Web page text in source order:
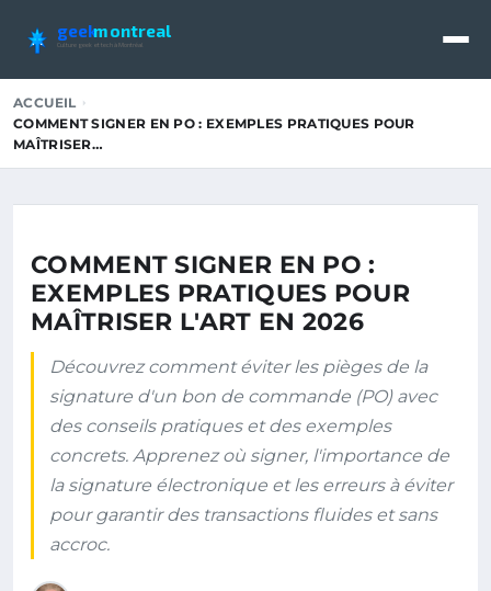
geekmontreal
Culture geek et tech à Montréal
ACCUEIL
COMMENT SIGNER EN PO : EXEMPLES PRATIQUES POUR
MAÎTRISER…
COMMENT SIGNER EN PO :
EXEMPLES PRATIQUES POUR
MAÎTRISER L'ART EN 2026
Découvrez comment éviter les pièges de la
signature d'un bon de commande (PO) avec
des conseils pratiques et des exemples
concrets. Apprenez où signer, l'importance de
la signature électronique et les erreurs à éviter
pour garantir des transactions fluides et sans
accroc.